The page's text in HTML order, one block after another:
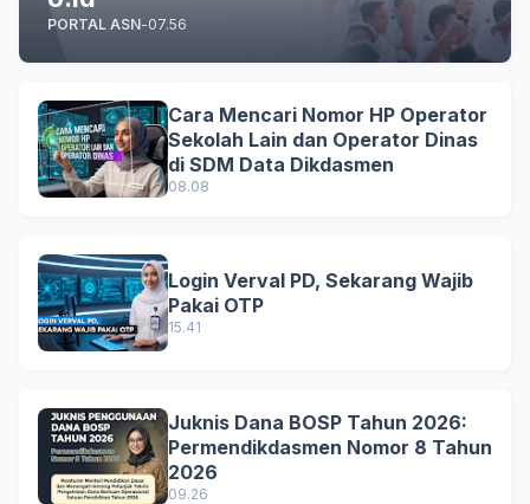
PORTAL ASN-07.56
Cara Mencari Nomor HP Operator
Sekolah Lain dan Operator Dinas
di SDM Data Dikdasmen
08.08
Login Verval PD, Sekarang Wajib
Pakai OTP
15.41
Juknis Dana BOSP Tahun 2026:
Permendikdasmen Nomor 8 Tahun
2026
09.26